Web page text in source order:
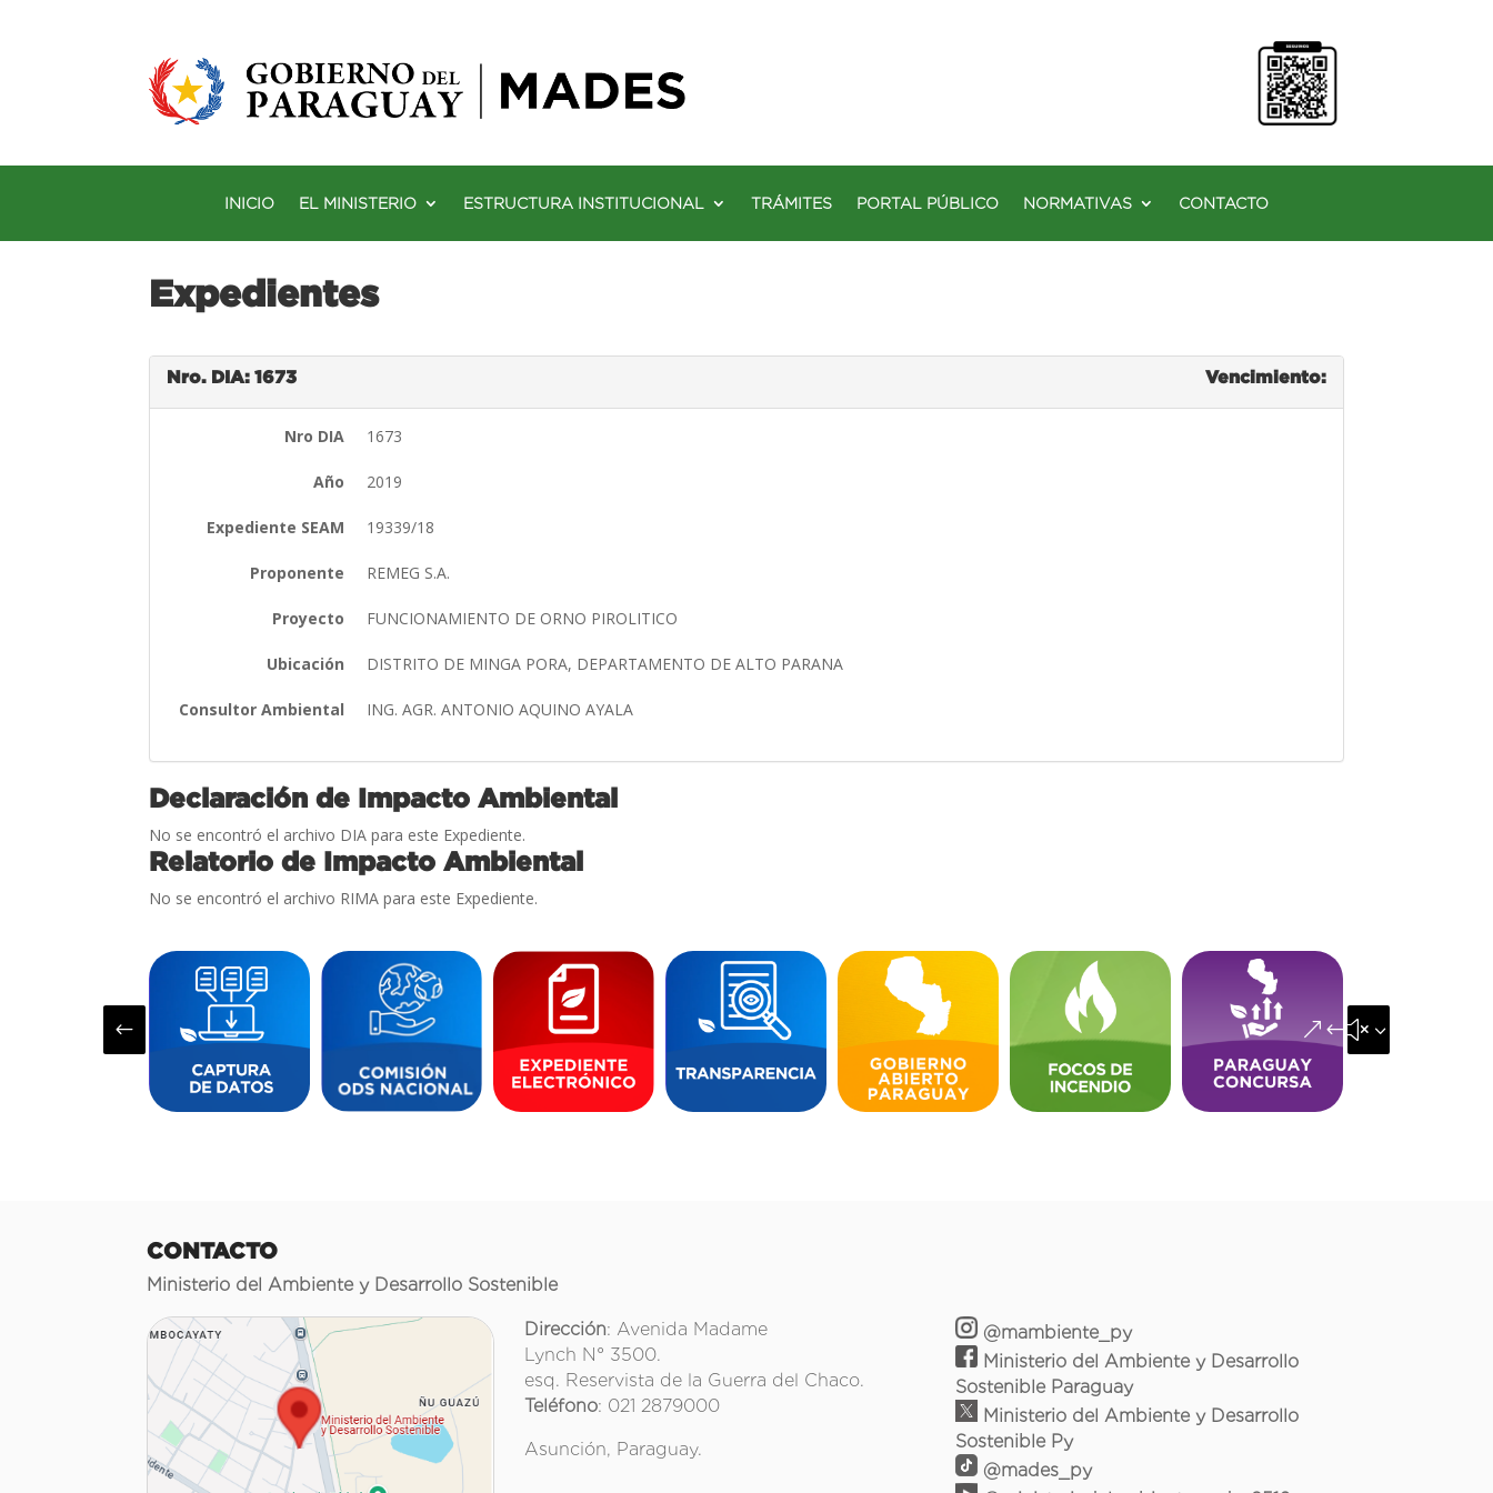
INICIO EL MINISTERIO ESTRUCTURA INSTITUCIONAL TRÁMITES PORTAL PÚBLICO NORMATIVAS CONTACTO
Expedientes
Nro. DIA: 1673 Vencimiento:
Nro DIA 1673
Año 2019
Expediente SEAM 19339/18
Proponente REMEG S.A.
Proyecto FUNCIONAMIENTO DE ORNO PIROLITICO
Ubicación DISTRITO DE MINGA PORA, DEPARTAMENTO DE ALTO PARANA
Consultor Ambiental ING. AGR. ANTONIO AQUINO AYALA
Declaración de Impacto Ambiental
No se encontró el archivo DIA para este Expediente.
Relatorio de Impacto Ambiental
No se encontró el archivo RIMA para este Expediente.
# &#x35;
CONTACTO
Ministerio del Ambiente y Desarrollo Sostenible
Dirección: Avenida Madame
Lynch N° 3500.
esq. Reservista de la Guerra del Chaco.
Teléfono: 021 2879000
Asunción, Paraguay.
@mambiente_py
Ministerio del Ambiente y Desarrollo
Sostenible Paraguay
Ministerio del Ambiente y Desarrollo
Sostenible Py
@mades_py